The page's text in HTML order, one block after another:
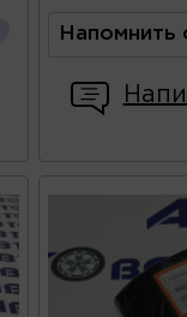
Напомнить